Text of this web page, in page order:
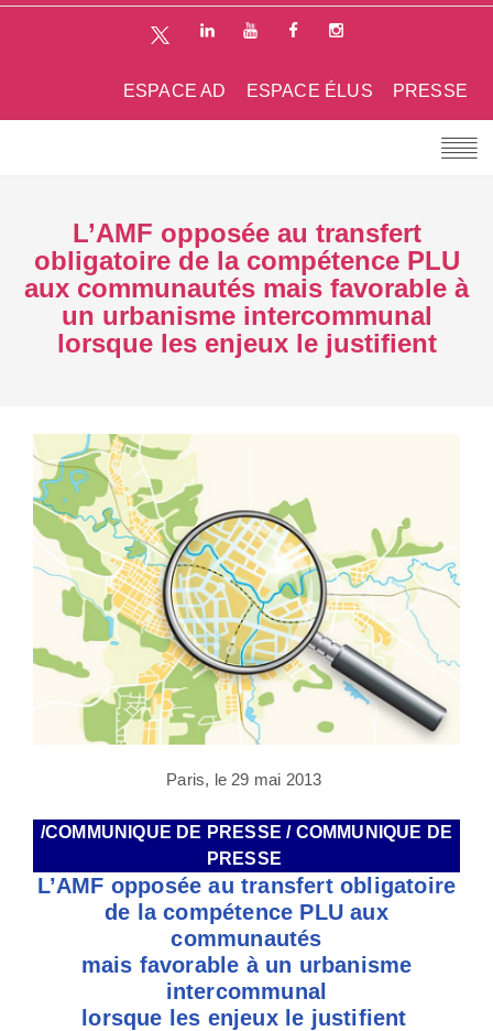
PRESSE
ESPACE ÉLUS
ESPACE AD
L’AMF opposée au transfert
obligatoire de la compétence PLU
aux communautés mais favorable à
un urbanisme intercommunal
lorsque les enjeux le justifient
Paris, le 29 mai 2013
/COMMUNIQUE DE PRESSE / COMMUNIQUE DE
PRESSE
L’AMF opposée au transfert obligatoire
de la compétence PLU aux
communautés
mais favorable à un urbanisme
intercommunal
lorsque les enjeux le justifient